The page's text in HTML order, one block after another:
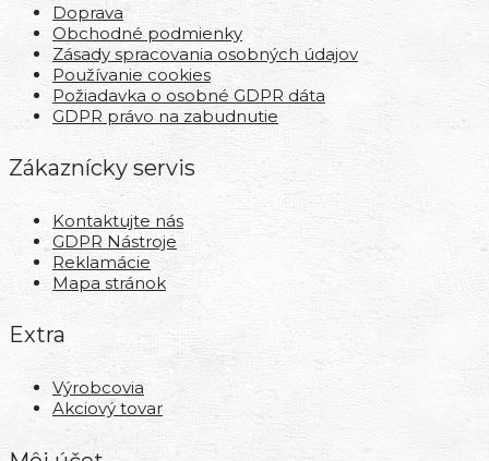
Doprava
Obchodné podmienky
Zásady spracovania osobných údajov
Používanie cookies
Požiadavka o osobné GDPR dáta
GDPR právo na zabudnutie
Zákaznícky servis
Kontaktujte nás
GDPR Nástroje
Reklamácie
Mapa stránok
Extra
Výrobcovia
Akciový tovar